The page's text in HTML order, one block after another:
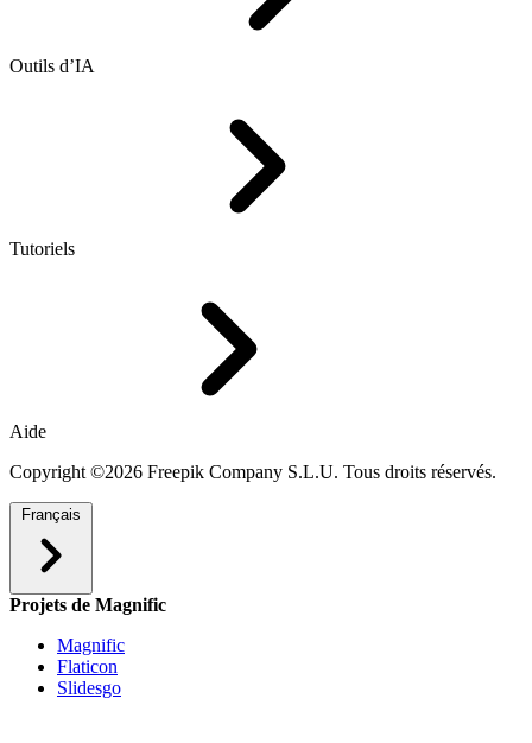
Outils d’IA
Tutoriels
Aide
Copyright ©2026 Freepik Company S.L.U. Tous droits réservés.
Français
Projets de Magnific
Magnific
Flaticon
Slidesgo